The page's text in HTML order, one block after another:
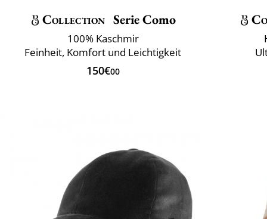
Collection Serie Como
100% Kaschmir
Feinheit, Komfort und Leichtigkeit
150€00